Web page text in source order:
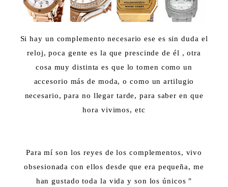
Si hay un complemento necesario ese es sin duda el
reloj, poca gente es la que prescinde de él , otra
cosa muy distinta es que lo tomen como un
accesorio más de moda, o como un artilugio
necesario, para no llegar tarde, para saber en que
hora vivimos, etc
Para mí son los reyes de los complementos, vivo
obsesionada con ellos desde que era pequeña, me
han gustado toda la vida y son los únicos "